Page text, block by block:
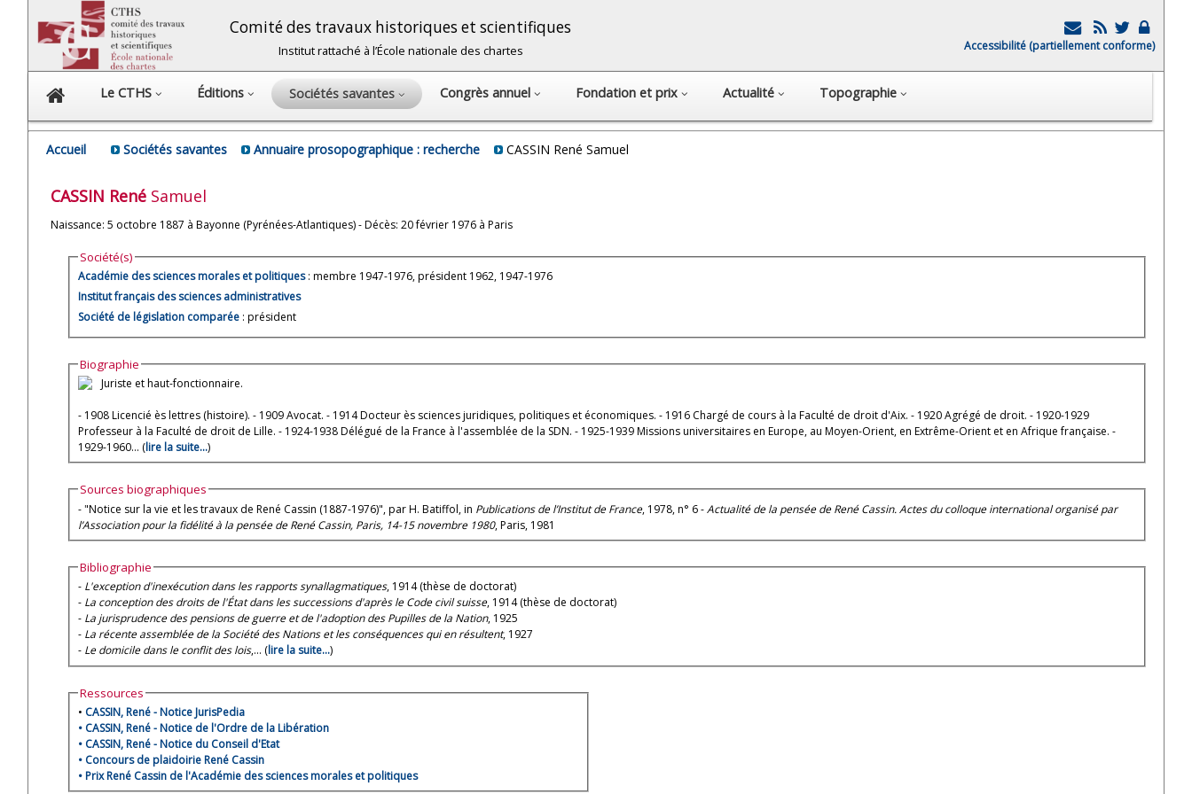
Comité des travaux historiques et scientifiques
Institut rattaché à l’École nationale des chartes Accessibilité (partiellement conforme)
Le CTHS Éditions Sociétés savantes Congrès annuel Fondation et prix Actualité Topographie
Accueil Sociétés savantes Annuaire prosopographique : recherche CASSIN René Samuel
CASSIN René Samuel
Naissance: 5 octobre 1887 à Bayonne (Pyrénées-Atlantiques) - Décès: 20 février 1976 à Paris
Société(s)
Académie des sciences morales et politiques: membre 1947-1976, président 1962, 1947-1976
Institut français des sciences administratives
Société de législation comparée : président
Biographie
Juriste et haut-fonctionnaire.
- 1908 Licencié ès lettres (histoire). - 1909 Avocat. - 1914 Docteur ès sciences juridiques, politiques et économiques. - 1916 Chargé de cours à la Faculté de droit d'Aix. - 1920 Agrégé de droit. - 1920-1929
Professeur à la Faculté de droit de Lille. - 1924-1938 Délégué de la France à l'assemblée de la SDN. - 1925-1939 Missions universitaires en Europe, au Moyen-Orient, en Extrême-Orient et en Afrique française. -
1929-1960... (lire la suite...)
Sources biographiques
- "Notice sur la vie et les travaux de René Cassin (1887-1976)", par H. Batiffol, in Publications de l’Institut de France, 1978, n° 6 -Actualité de la pensée de René Cassin. Actes du colloque international organisé par
l’Association pour la fidélité à la pensée de René Cassin, Paris, 14-15 novembre 1980, Paris, 1981
Bibliographie
- L'exception d'inexécution dans les rapports synallagmatiques, 1914 (thèse de doctorat)
- La conception des droits de l'État dans les successions d'après le Code civil suisse, 1914 (thèse de doctorat)
- La jurisprudence des pensions de guerre et de l'adoption des Pupilles de la Nation, 1925
- La récente assemblée de la Société des Nations et les conséquences qui en résultent, 1927
- Le domicile dans le conflit des lois,... (lire la suite...)
Ressources
• CASSIN, René - Notice JurisPedia
• CASSIN, René - Notice de l'Ordre de la Libération
• CASSIN, René - Notice du Conseil d'Etat
• Concours de plaidoirie René Cassin
•Prix René Cassin de l'Académie des sciences morales et politiques